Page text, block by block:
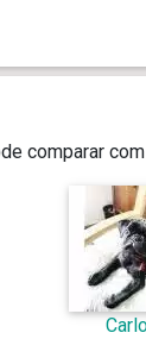
comparar